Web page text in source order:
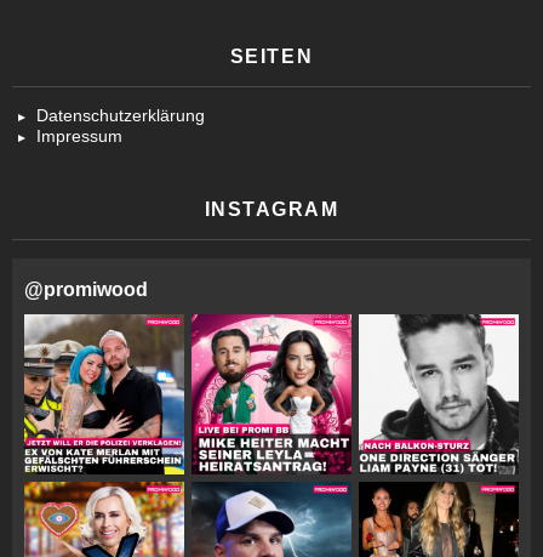
SEITEN
Datenschutzerklärung
Impressum
INSTAGRAM
@promiwood